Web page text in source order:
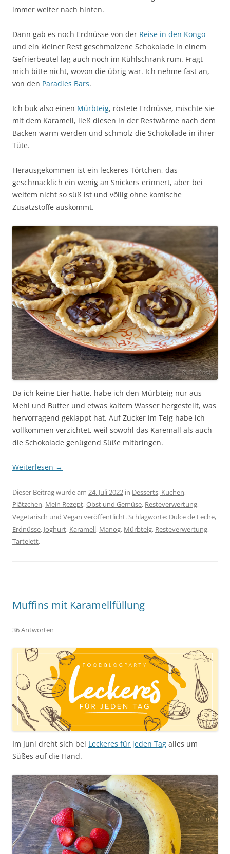
immer weiter nach hinten.
Dann gab es noch Erdnüsse von der Reise in den Kongo
und ein kleiner Rest geschmolzene Schokolade in einem
Gefrierbeutel lag auch noch im Kühlschrank rum. Fragt
mich bitte nicht, wovon die übrig war. Ich nehme fast an,
von den Paradies Bars.
Ich buk also einen Mürbteig, röstete Erdnüsse, mischte sie
mit dem Karamell, ließ diesen in der Restwärme nach dem
Backen warm werden und schmolz die Schokolade in ihrer
Tüte.
Herausgekommen ist ein leckeres Törtchen, das
geschmacklich ein wenig an Snickers erinnert, aber bei
weitem nicht so süß ist und völlig ohne komische
Zusatzstoffe auskommt.
Da ich keine Eier hatte, habe ich den Mürbteig nur aus
Mehl und Butter und etwas kaltem Wasser hergestellt, was
hervorragend geklappt hat. Auf Zucker im Teig habe ich
vollkommen verzichtet, weil sowohl das Karemall als auch
die Schokolade genügend Süße mitbringen.
Weiterlesen →
Dieser Beitrag wurde am 24. Juli 2022 in Desserts, Kuchen,
Plätzchen, Mein Rezept,Obst und Gemüse, Resteverwertung,
Vegetarisch und Vegan veröffentlicht. Schlagworte: Dulce de Leche,
Erdnüsse, Joghurt, Karamell, Manog, Mürbteig, Resteverwertung,
Tartelett.
Muffins mit Karamellfüllung
36 Antworten
Im Juni dreht sich bei Leckeres für jeden Tag alles um
Süßes auf die Hand.